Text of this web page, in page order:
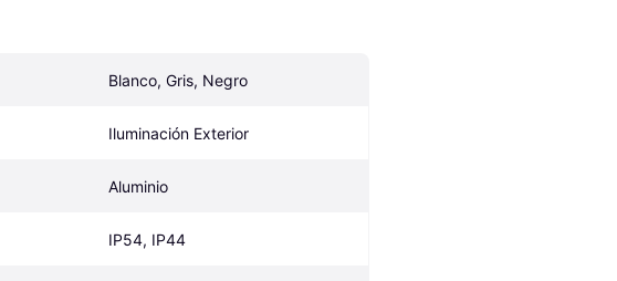
Blanco, Gris, Negro
Iluminación Exterior
Aluminio
IP54, IP44